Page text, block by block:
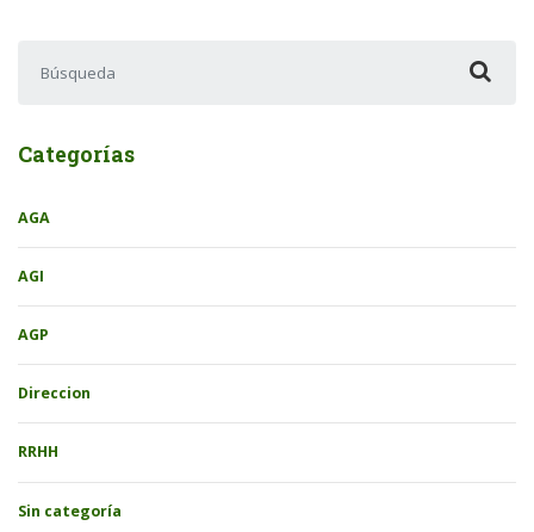
Categorías
AGA
AGI
AGP
Direccion
RRHH
Sin categoría